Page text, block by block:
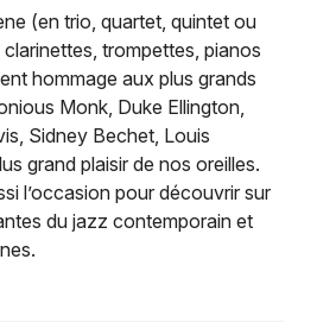
(en trio, quartet, quintet ou
trompettes, pianos
hommage aux plus grands
Monk, Duke Ellington,
Sidney Bechet, Louis
grand plaisir de nos oreilles.
l’occasion pour découvrir sur
du jazz contemporain et